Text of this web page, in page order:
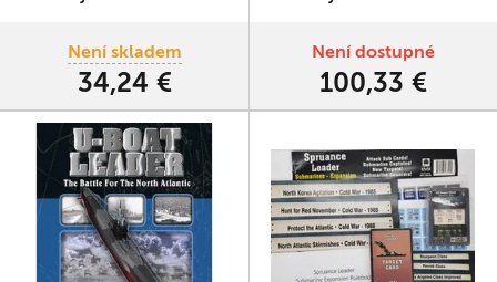
Není skladem
34,24 €
Není dostupné
100,33 €